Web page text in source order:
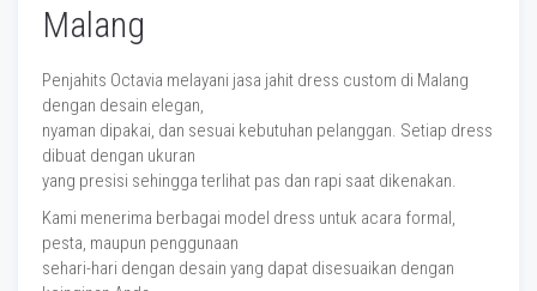
Malang
Penjahits Octavia melayani jasa jahit dress custom di Malang
dengan desain elegan,
nyaman dipakai, dan sesuai kebutuhan pelanggan. Setiap dress
dibuat dengan ukuran
yang presisi sehingga terlihat pas dan rapi saat dikenakan.
Kami menerima berbagai model dress untuk acara formal,
pesta, maupun penggunaan
sehari-hari dengan desain yang dapat disesuaikan dengan